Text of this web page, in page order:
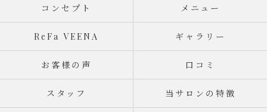
コンセプト メニュー
ReFa VEENA ギャラリー
お客様の声 口コミ
スタッフ 当サロンの特徴